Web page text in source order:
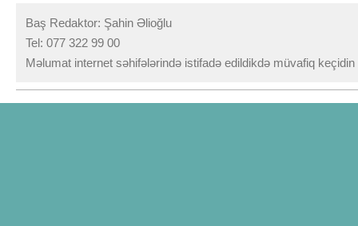
Baş Redaktor: Şahin Əlioğlu
Tel: 077 322 99 00
Məlumat internet səhifələrində istifadə edildikdə müvafiq keçidin